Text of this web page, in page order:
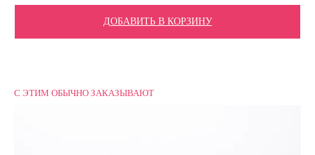
ДОБАВИТЬ В КОРЗИНУ
С ЭТИМ ОБЫЧНО ЗАКАЗЫВАЮТ